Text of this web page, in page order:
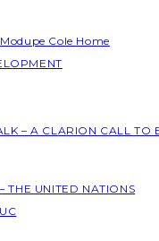
Cole Home
– A CLARION CALL TO
THE UNITED NATIONS